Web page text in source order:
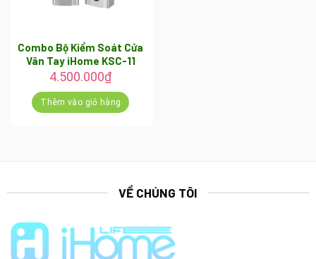
Combo Bộ Kiểm Soát Cửa
Vân Tay iHome KSC-11
4.500.000₫
Thêm vào giỏ hàng
VỀ CHÚNG TÔI